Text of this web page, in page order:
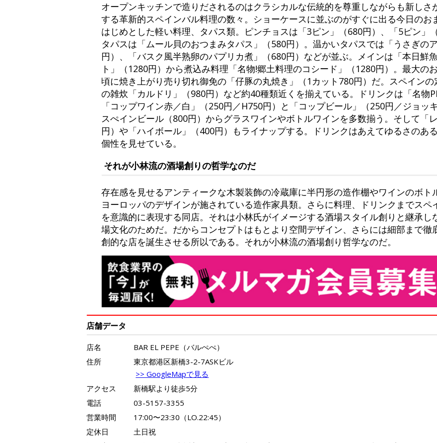
オープンキッチンで造りだされるのはクラシカルな伝統的を尊重しながらも新しさ
する革新的スペインバル料理の数々。ショーケースに並ぶのがすぐに出る今日のお
はじめとした軽い料理、タパス類。ピンチョスは「3ピン」（680円）、「5ピン」
タパスは「ムール貝のおつまみタパス」（580円）。温かいタパスでは「うさぎの
円）、「バスク風半熟卵のパプリカ煮」（680円）などが並ぶ。メインは「本日鮮
ト」（1280円）から煮込み料理「名物!郷土料理のコシード」（1280円）。最大の
頃に焼き上がり売り切れ御免の「仔豚の丸焼き」（1カット780円）だ。スペイン
の雑炊「カルドリ」（980円）など約40種類近くを揃えている。ドリンクは「名物
「コップワイン赤／白」（250円／H750円）と「コップビール」（250円／ジョッ
スぺインビール（800円）からグラスワインやボトルワインを多数揃う。そして「
円）や「ハイボール」（400円）もライナップする。ドリンクはあえてゆるさのあ
個性を見せている。
それが小林流の酒場創りの哲学なのだ
存在感を見せるアンティークな木製装飾の冷蔵庫に半円形の造作棚やワインのボト
ヨーロッパのデザインが施されている造作家具類。さらに料理、ドリンクまでスペ
を意識的に表現する同店。それは小林氏がイメージする酒場スタイル創りと継承し
場文化のためだ。だからコンセプトはもとより空間デザイン、さらには細部まで徹
創的な店を誕生させる所以である。それが小林流の酒場創り哲学なのだ。
店舗データ
店名
BAR EL PEPE（バルぺぺ）
住所
東京都港区新橋3-2-7ASKビル
>> GoogleMapで見る
アクセス
新橋駅より徒歩5分
電話
03-5157-3355
営業時間
17:00〜23:30（LO.22:45）
定休日
土日祝